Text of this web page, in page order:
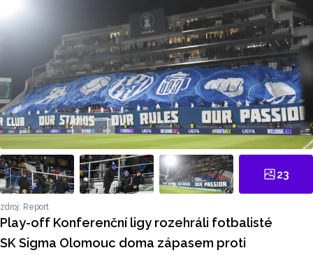
23
zdroj: Report
Play-off Konferenční ligy rozehráli fotbalisté
SK Sigma Olomouc doma zápasem proti